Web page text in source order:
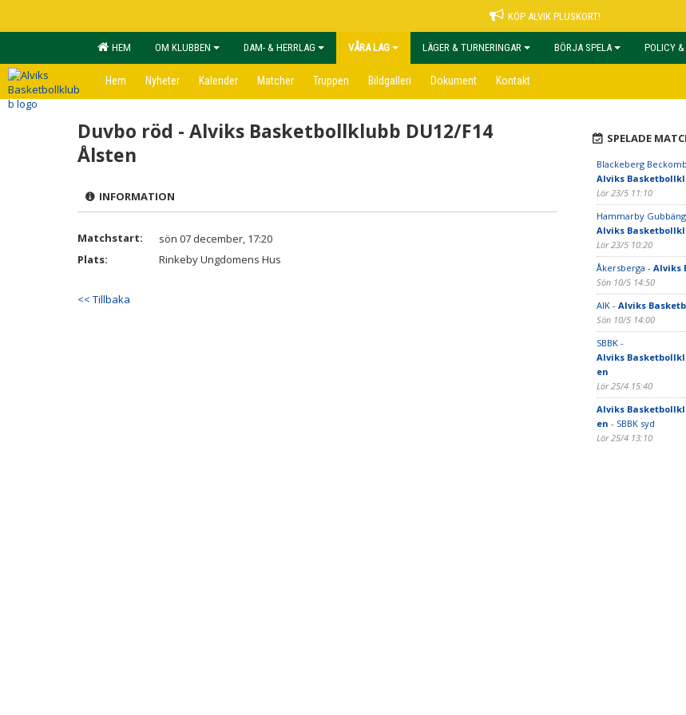
KÖP ALVIK PLUSKORT!
HEM OM KLUBBEN DAM- & HERRLAG VÅRA LAG LÄGER & TURNERINGAR BÖRJA SPELA POLICY
Hem Nyheter Kalender Matcher Truppen Bildgalleri Dokument Kontakt
Duvbo röd - Alviks Basketbollklubb DU12/F14
Ålsten
INFORMATION
Matchstart:
sön 07 december, 17:20
Plats:
Rinkeby Ungdomens Hus
<< Tillbaka
SPELADE
Blackeberg
Alviks
Lör 23/5 11:10
Hammarby
Alviks
Lör 23/5 10:20
Åkersberga - Alviks
Sön 10/5 14:50
AIK - Alviks
Sön 10/5 14:00
SBBK -
Alviks
en
Lör 25/4 15:40
Alviks
en - SBBK syd
Lör 25/4 13:10